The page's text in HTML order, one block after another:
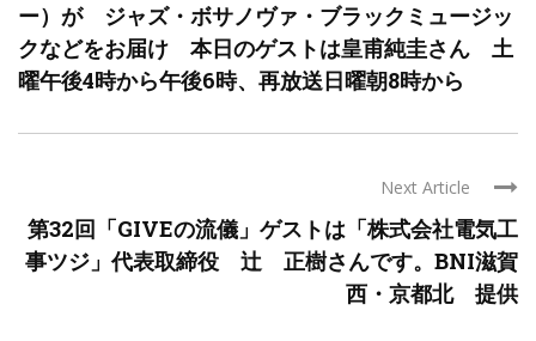
ー）が ジャズ・ボサノヴァ・ブラックミュージッ
クなどをお届け 本日のゲストは皇甫純圭さん 土
曜午後4時から午後6時、再放送日曜朝8時から
Next Article
第32回「GIVEの流儀」ゲストは「株式会社電気工
事ツジ」代表取締役 辻 正樹さんです。BNI滋賀
西・京都北 提供